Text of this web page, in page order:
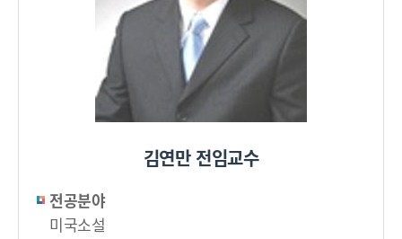
김연만 전임교수
전공분야
미국소설